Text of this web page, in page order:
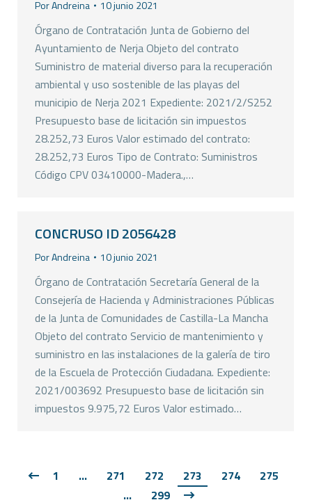
PorAndreina 10 junio 2021
Órgano de Contratación Junta de Gobierno del
Ayuntamiento de Nerja Objeto del contrato
Suministro de material diverso para la recuperación
ambiental y uso sostenible de las playas del
municipio de Nerja 2021 Expediente: 2021/2/S252
Presupuesto base de licitación sin impuestos
28.252,73 Euros Valor estimado del contrato:
28.252,73 Euros Tipo de Contrato: Suministros
Código CPV 03410000-Madera.,…
CONCRUSO ID 2056428
PorAndreina 10 junio 2021
Órgano de Contratación Secretaría General de la
Consejería de Hacienda y Administraciones Públicas
de la Junta de Comunidades de Castilla-La Mancha
Objeto del contrato Servicio de mantenimiento y
suministro en las instalaciones de la galería de tiro
de la Escuela de Protección Ciudadana. Expediente:
2021/003692 Presupuesto base de licitación sin
impuestos 9.975,72 Euros Valor estimado…
1 … 271 272 273 274
275
…
299